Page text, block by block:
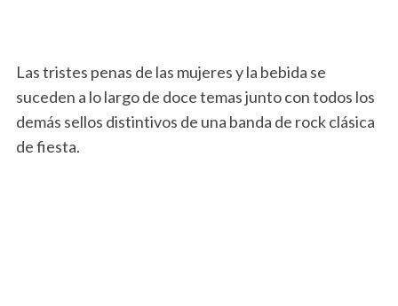
Las tristes penas de las mujeres y la bebida se
suceden a lo largo de doce temas junto con todos los
demás sellos distintivos de una banda de rock clásica
de fiesta.